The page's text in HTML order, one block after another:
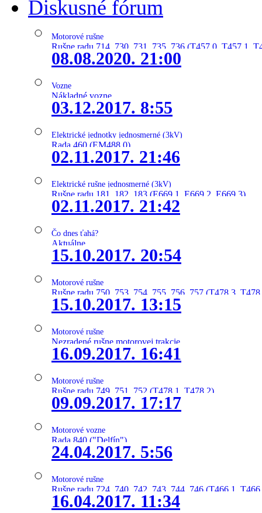
Diskusné fórum
Motorové rušne
Rušne radu 714, 730, 731, 735, 736 (T457.0, T457.1,
08.08.2020. 21:00
Vozne
Nákladné vozne
03.12.2017. 8:55
Elektrické jednotky jednosmerné (3kV)
Rada 460 (EM488.0)
02.11.2017. 21:46
Elektrické rušne jednosmerné (3kV)
Rušne radu 181, 182, 183 (E669.1, E669.2, E669.3)
02.11.2017. 21:42
Čo dnes ťahá?
Aktuálne
15.10.2017. 20:54
Motorové rušne
Rušne radu 750, 753, 754, 755, 756, 757 (T478.3,
15.10.2017. 13:15
Motorové rušne
Nezradené rušne motorovej trakcie
16.09.2017. 16:41
Motorové rušne
Rušne radu 749, 751, 752 (T478.1, T478.2)
09.09.2017. 17:17
Motorové vozne
Rada 840 ("Delfín")
24.04.2017. 5:56
Motorové rušne
Rušne radu 724, 740, 742, 743, 744, 746 (T466.1,
16.04.2017. 11:34